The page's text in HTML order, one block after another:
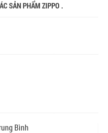
SẢN PHẨM ZIPPO .
Bình